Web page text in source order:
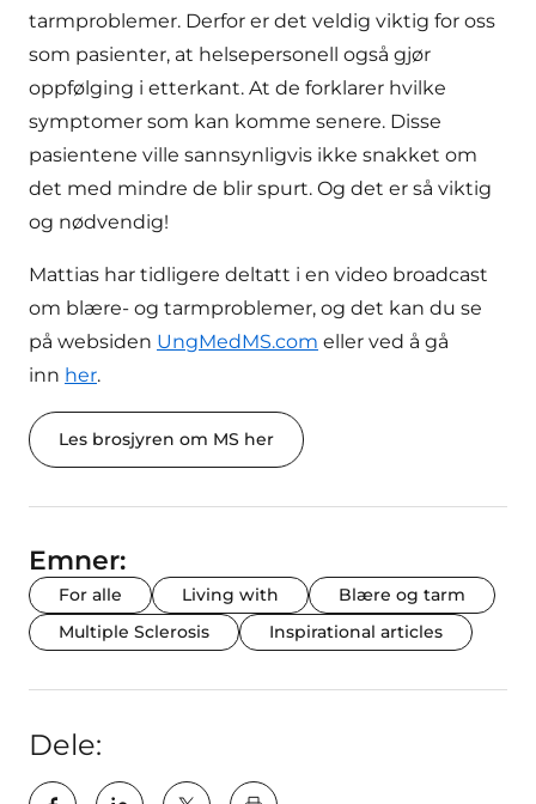
tarmproblemer. Derfor er det veldig viktig for oss
som pasienter, at helsepersonell også gjør
oppfølging i etterkant. At de forklarer hvilke
symptomer som kan komme senere. Disse
pasientene ville sannsynligvis ikke snakket om
det med mindre de blir spurt. Og det er så viktig
og nødvendig!
Mattias har tidligere deltatt i en video broadcast
om blære- og tarmproblemer, og det kan du se
på websiden UngMedMS.com eller ved å gå
inn her.
Les brosjyren om MS her
Emner:
For alle Living with
Blære og tarm
Multiple Sclerosis
Inspirational articles
Dele: